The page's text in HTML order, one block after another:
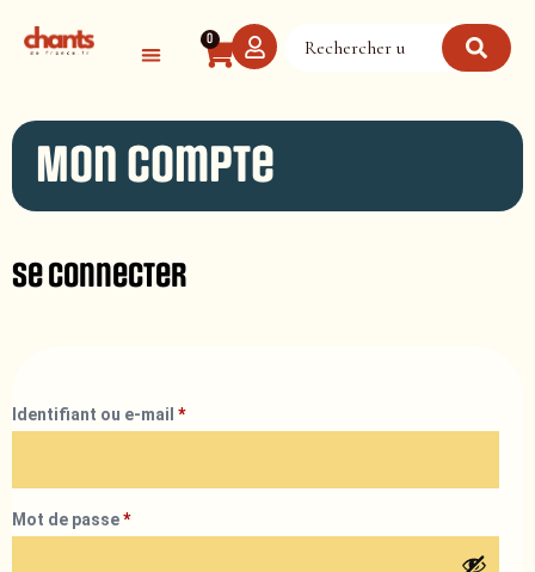
0
Mon compte
Se connecter
Identifiant ou e-mail *
Mot de passe*